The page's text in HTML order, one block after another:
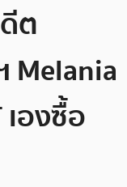
ต
Melania
องซื้อ